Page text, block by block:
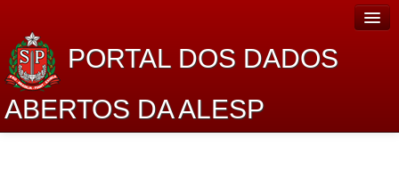
PORTAL DOS DADOS
ABERTOS DA ALESP